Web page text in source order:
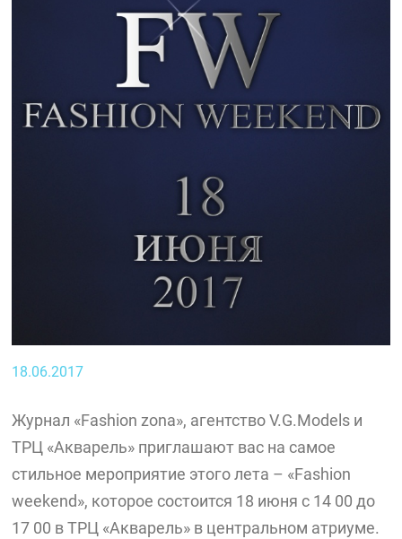
18.06.2017
Журнал «Fashion zona», агентство V.G.Models и
ТРЦ «Акварель» приглашают вас на самое
стильное мероприятие этого лета – «Fashion
weekend», которое состоится 18 июня с 14 00 до
17 00 в ТРЦ «Акварель» в центральном атриуме.